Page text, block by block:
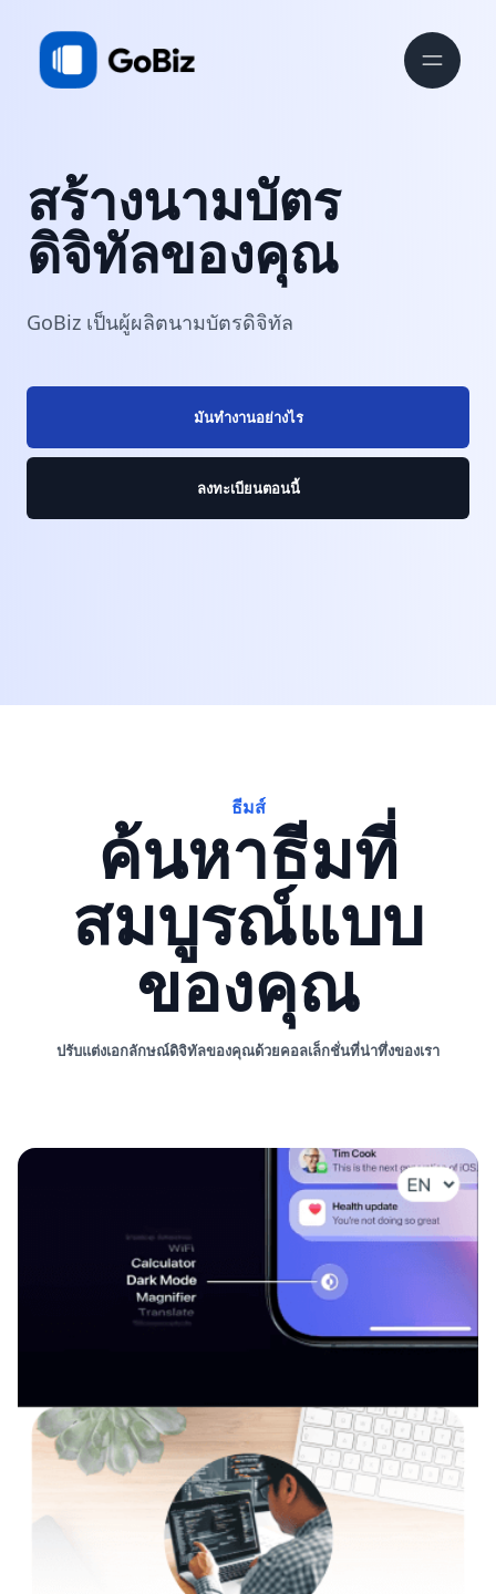
สร้างนามบัตร
ดิจิทัลของคุณ
GoBiz เป็นผู้ผลิตนามบัตรดิจิทัล
มันทำงานอย่างไร
ลงทะเบียนตอนนี้
ธีมส์
ค้นหาธีมที่
สมบูรณ์แบบ
ของคุณ
ปรับแต่งเอกลักษณ์ดิจิทัลของคุณด้วยคอลเล็กชั่นที่น่าทึ่งของเรา